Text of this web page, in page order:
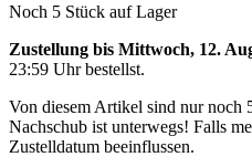
Noch 5 Stück auf Lager
Zustellung bis Mittwoch, 12.
23:59 Uhrbestellst.
Von diesem Artikel sind nur noch
Nachschub ist unterwegs! Falls
Zustelldatum beeinflussen.